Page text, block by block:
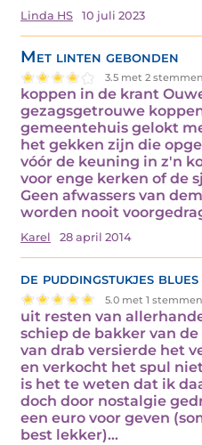
Linda HS 10 juli 2023
Met linten gebonden
3.5 met 2 stemmen
koppen in de krant
gezagsgetrouwe
gemeentehuis gelokt
het gekken zijn die
vóór de keuning in z'n
voor enge kerken of de
Geen afwassers van
worden nooit
Karel 28 april 2014
de puddingstukjes blues
5.0 met 1 stemmen
uit resten van
schiep de bakker van
van drab versierde het
en verkocht het spul
is het te weten dat ik
doch door nostalgie
een euro voor geven
best lekker)…